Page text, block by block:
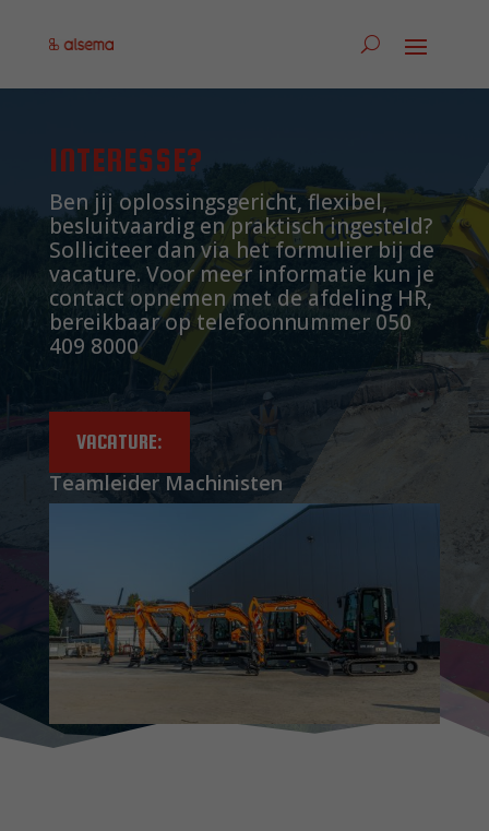
INTERESSE?
Ben jij oplossingsgericht, flexibel,
besluitvaardig en praktisch ingesteld?
Solliciteer dan via het formulier bij de
vacature. Voor meer informatie kun je
contact opnemen met de afdeling HR,
bereikbaar op telefoonnummer 050
409 8000
VACATURE:
Teamleider Machinisten